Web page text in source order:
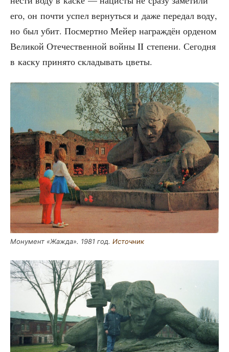
его, он почти успел вер­нуть­ся и даже пере­дал воду,
но был убит. Посмерт­но Мей­ер награж­дён орде­ном
Вели­кой Оте­че­ствен­ной вой­ны II сте­пе­ни. Сего­дня
в кас­ку при­ня­то скла­ды­вать цветы.
Мону­мент «Жаж­да». 1981 год. Источ­ник